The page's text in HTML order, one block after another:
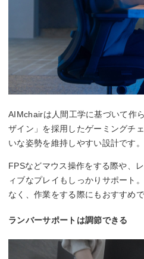
AIMchairは人間工学に基づいて作
ザイン」を採用したゲーミングチ
いな姿勢を維持しやすい設計です。
FPSなどマウス操作をする際や、
ィブなプレイもしっかりサポート
なく、作業をする際にもおすすめで
ランバーサポートは調節できる